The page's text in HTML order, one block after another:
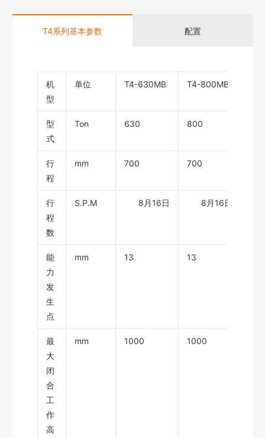
T4系列基本参数 配置
机
型
单位 T4-630MB T4-800MB
型
式
Ton 630 800
行
程
mm 700 700
行
程
数
S.P.M 8月16日 8月16日
能
力
发
生
点
mm 13 13
最
大
闭
合
工
作
高
mm 1000 1000